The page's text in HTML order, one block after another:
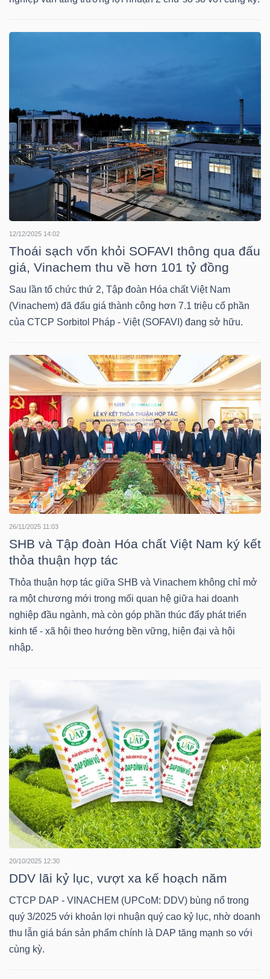
12/12/2025 14:02
Thoái sạch vốn khỏi SOFAVI thông qua đấu
giá, Vinachem thu về hơn 101 tỷ đồng
Sau lần tổ chức thứ 2, Tập đoàn Hóa chất Việt Nam
(Vinachem) đã đấu giá thành công hơn 7.1 triệu cổ phần
của CTCP Sorbitol Pháp - Việt (SOFAVI) đang sở hữu.
26/11/2025 11:03
SHB và Tập đoàn Hóa chất Việt Nam ký kết
thỏa thuận hợp tác
Thỏa thuận hợp tác giữa SHB và Vinachem không chỉ mở
ra một chương mới trong mối quan hệ giữa hai doanh
nghiệp đầu ngành, mà còn góp phần thúc đẩy phát triển
kinh tế - xã hội theo hướng bền vững, hiện đại và hội
nhập.
20/10/2025 12:30
DDV lãi kỷ lục, vượt xa kế hoạch năm
CTCP DAP - VINACHEM (UPCoM: DDV) bùng nổ trong
quý 3/2025 với khoản lợi nhuận quý cao kỷ lục, nhờ doanh
thu lẫn giá bán sản phẩm chính là DAP tăng mạnh so với
cùng kỳ.
PHÁI
SINH
PHIẾU
CÔNG
CỤ
ĐẦU
TRUY
XUẤT
DỮ
LIỆU
Ngành
(-)
VS-
SECTOR
NĂNG
LƯỢNG
NGUYÊN
LIỆU
CÔNG
NGHIỆP
TIÊU
DÙNG
KHÔNG